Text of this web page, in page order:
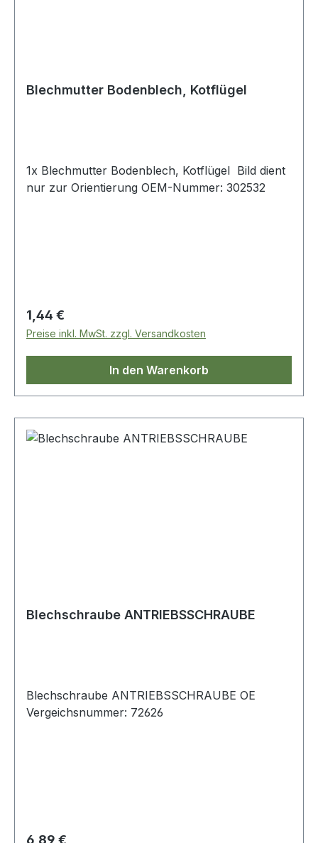
Blechmutter Bodenblech, Kotflügel
1x Blechmutter Bodenblech, Kotflügel Bild dient
nur zur Orientierung OEM-Nummer: 302532
Regulärer Preis:
1,44 €
Preise inkl. MwSt. zzgl. Versandkosten
In den Warenkorb
Blechschraube ANTRIEBSSCHRAUBE
Blechschraube ANTRIEBSSCHRAUBE OE
Vergeichsnummer: 72626
Regulärer Preis:
6,89 €